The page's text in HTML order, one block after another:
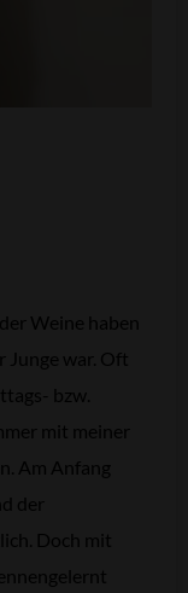
Weine haben
Junge war. Oft
bzw.
mit meiner
Am Anfang
der
Doch mit